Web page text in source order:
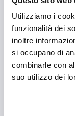
Utilizziamo i
funzionalità dei
inoltre
si occupano di
combinarle con
suo utilizzo dei
Media e
Migrazione e
Mobile e arredo
Mobilità